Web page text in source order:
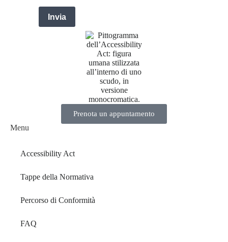
Invia
Menu
Accessibility Act
Tappe della Normativa
Percorso di Conformità
FAQ
Prenota un appuntamento